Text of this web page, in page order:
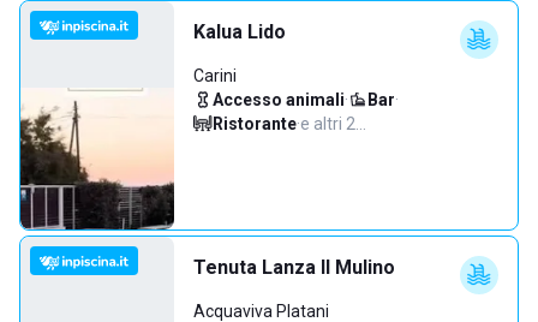
Kalua Lido
Carini
Accesso animali· Bar·
Ristorante·e altri 2…
Tenuta Lanza Il Mulino
Acquaviva Platani